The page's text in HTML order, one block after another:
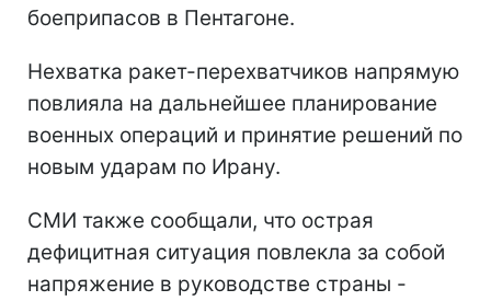
боеприпасов в Пентагоне.
Нехватка ракет-перехватчиков напрямую
повлияла на дальнейшее планирование
военных операций и принятие решений по
новым ударам по Ирану.
СМИ также сообщали, что острая
дефицитная ситуация повлекла за собой
напряжение в руководстве страны -